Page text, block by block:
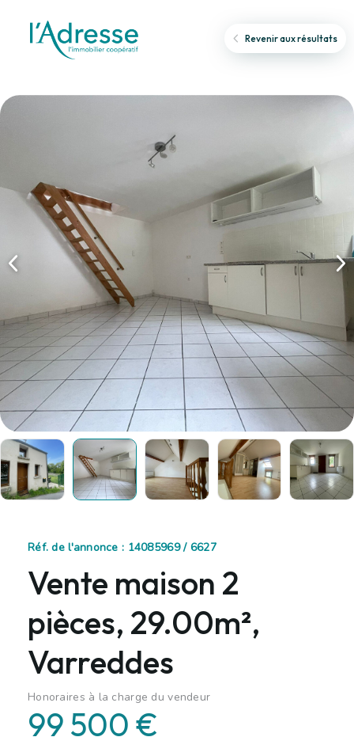
Revenir aux résultats
Réf. de l'annonce : 14085969 / 6627
Vente maison 2
pièces, 29.00m²,
Varreddes
Honoraires à la charge du vendeur
99 500 €